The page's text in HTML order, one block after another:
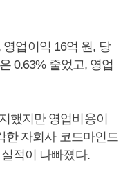
업이익 16억 원, 당
0.63% 줄었고, 영업
했지만 영업비용이
한 자회사 코드마인드
적이 나빠졌다.